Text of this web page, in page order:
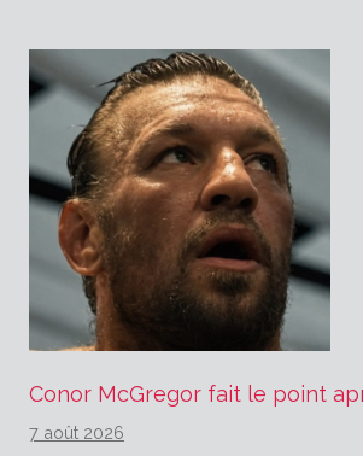
Conor McGregor fait le point
7 août 2026